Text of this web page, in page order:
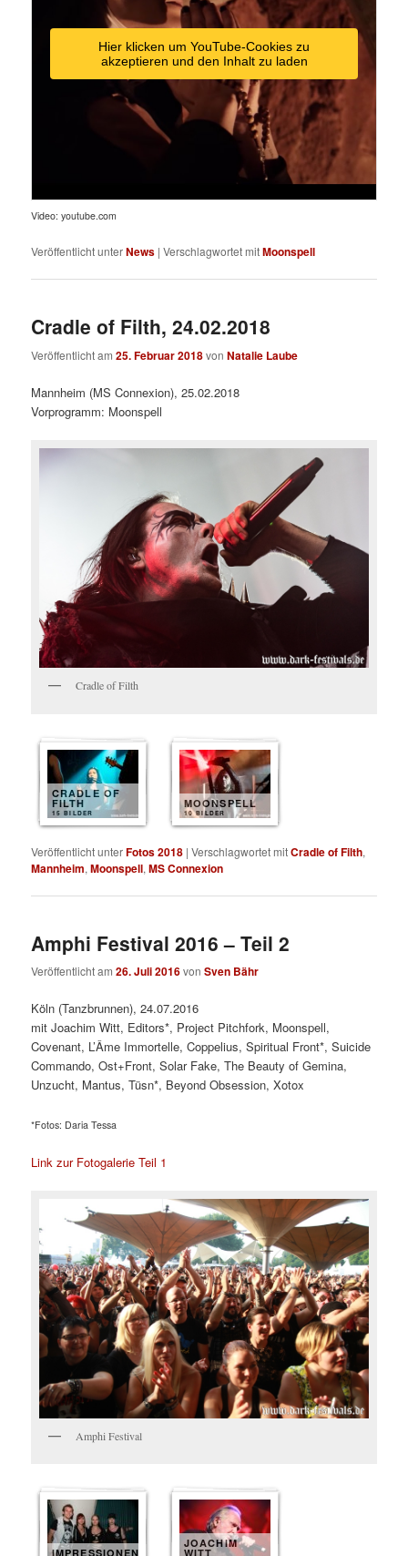
Hier klicken um YouTube-Cookies zu
akzeptieren und den Inhalt zu laden
Video: youtube.com
Veröffentlicht unterNews |Verschlagwortet mitMoonspell
Cradle of Filth, 24.02.2018
Veröffentlicht am25. Februar 2018vonNatalie Laube
Mannheim (MS Connexion), 25.02.2018
Vorprogramm: Moonspell
Cradle of Filth
CRADLE OF
FILTH
15 BILDER
MOONSPELL
10 BILDER
Veröffentlicht unterFotos 2018 |Verschlagwortet mitCradle of Filth,
Mannheim,Moonspell,MS Connexion
Amphi Festival 2016 – Teil 2
Veröffentlicht am26. Juli 2016vonSven Bähr
Köln (Tanzbrunnen), 24.07.2016
mit Joachim Witt, Editors*, Project Pitchfork, Moonspell,
Covenant, L’Âme Immortelle, Coppelius, Spiritual Front*, Suicide
Commando, Ost+Front, Solar Fake, The Beauty of Gemina,
Unzucht, Mantus, Tüsn*, Beyond Obsession, Xotox
*Fotos: Daria Tessa
Link zur Fotogalerie Teil 1
Amphi Festival
IMPRESSIONEN
JOACHIM
WITT